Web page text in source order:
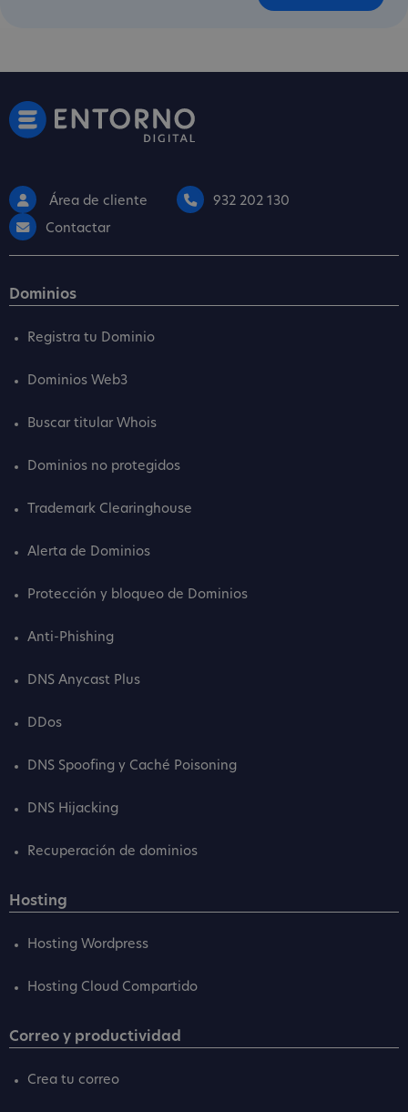
Área de cliente
932 202 130
Contactar
Dominios
Registra tu Dominio
Dominios Web3
Buscar titular Whois
Dominios no protegidos
Trademark Clearinghouse
Alerta de Dominios
Protección y bloqueo de Dominios
Anti-Phishing
DNS Anycast Plus
DDos
DNS Spoofing y Caché Poisoning
DNS Hijacking
Recuperación de dominios
Hosting
Hosting Wordpress
Hosting Cloud Compartido
Correo y productividad
Crea tu correo